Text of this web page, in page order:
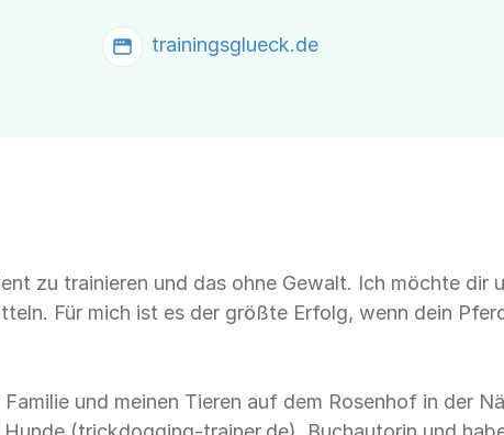
trainingsglueck.de
zu trainieren und das ohne Gewalt. Ich möchte dir
Für mich ist es der größte Erfolg, wenn dein
und meinen Tieren auf dem Rosenhof in der